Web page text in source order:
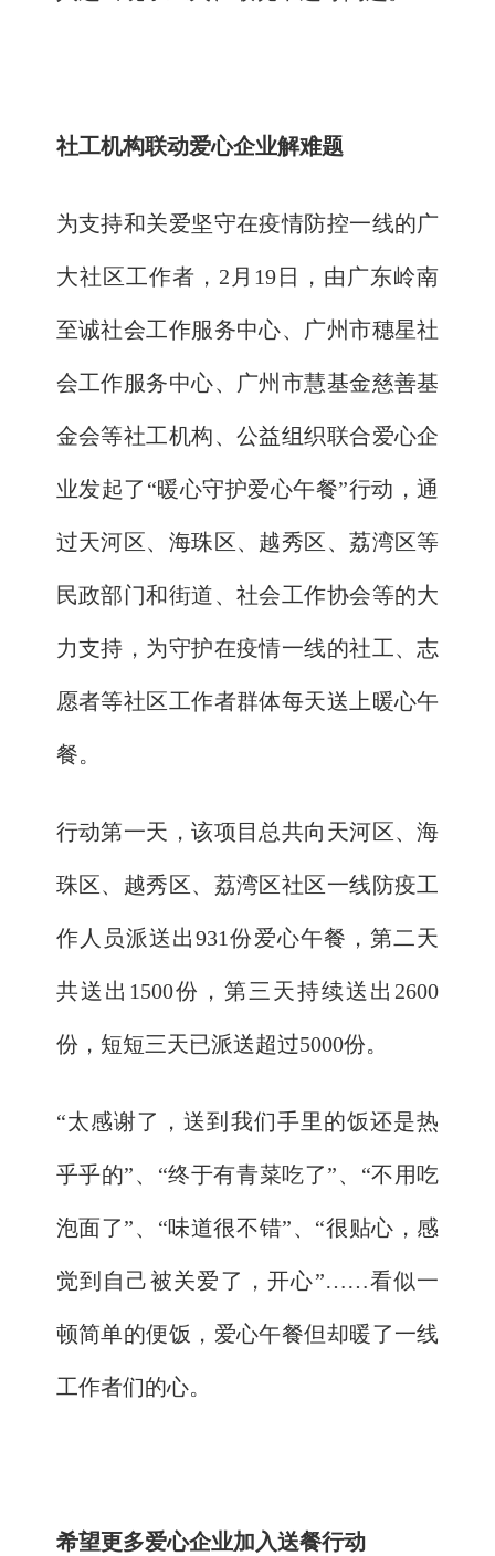
社工机构联动爱心企业解难题
为支持和关爱坚守在疫情防控一线的广
大社区工作者，2月19日，由广东岭南
至诚社会工作服务中心、广州市穗星社
会工作服务中心、广州市慧基金慈善基
金会等社工机构、公益组织联合爱心企
业发起了“暖心守护爱心午餐”行动，通
过天河区、海珠区、越秀区、荔湾区等
民政部门和街道、社会工作协会等的大
力支持，为守护在疫情一线的社工、志
愿者等社区工作者群体每天送上暖心午
餐。
行动第一天，该项目总共向天河区、海
珠区、越秀区、荔湾区社区一线防疫工
作人员派送出931份爱心午餐，第二天
共送出1500份，第三天持续送出2600
份，短短三天已派送超过5000份。
“太感谢了，送到我们手里的饭还是热
乎乎的”、“终于有青菜吃了”、“不用吃
泡面了”、“味道很不错”、“很贴心，感
觉到自己被关爱了，开心”……看似一
顿简单的便饭，爱心午餐但却暖了一线
工作者们的心。
希望更多爱心企业加入送餐行动